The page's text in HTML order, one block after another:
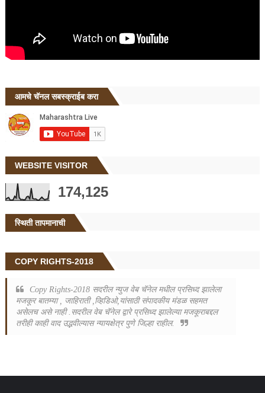
आमचे चॅनल सबस्क्राईब करा
WEBSITE VISITOR
174,125
स्थिती तापमानाची
COPY RIGHTS-2018
Copy Rights-2018 सदरील न्युज वेब चॅनेल मधील प्रसिध्द झालेला
मजकूर बातम्या , जाहिराती ,व्हिडिओ,यांसाठी संपादकीय मंडळ सहमत
असेलच असे नाही .सदरील वेब चॅनेल द्वारे प्रसिध्द झालेल्या मजकूराबद्दल
तरीही काही वाद उद्भवील्यास न्यायक्षेत्र पुणे जिल्हा राहील.